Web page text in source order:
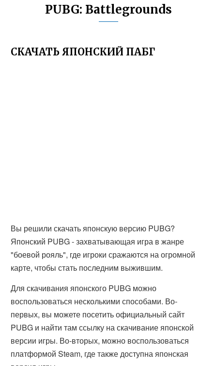
PUBG: Battlegrounds
СКАЧАТЬ ЯПОНСКИЙ ПАБГ
Вы решили скачать японскую версию PUBG?
Японский PUBG - захватывающая игра в жанре
"боевой рояль", где игроки сражаются на огромной
карте, чтобы стать последним выжившим.
Для скачивания японского PUBG можно
воспользоваться несколькими способами. Во-
первых, вы можете посетить официальный сайт
PUBG и найти там ссылку на скачивание японской
версии игры. Во-вторых, можно воспользоваться
платформой Steam, где также доступна японская